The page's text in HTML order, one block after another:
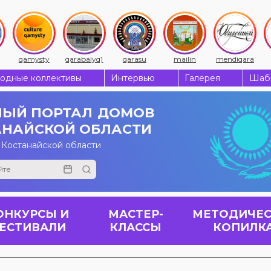
qamysty qarabalyq1 qarasu mailin mendiqara
коллективы Интервью Галерея
ПОРТАЛ ДОМОВ
ОБЛАСТИ
области
И
МАСТЕР-
КЛАССЫ